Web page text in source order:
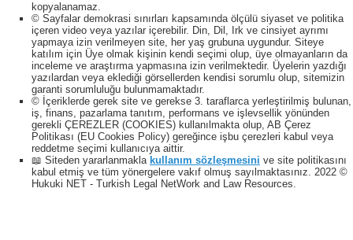
kopyalanamaz.
© Sayfalar demokrasi sınırları kapsamında ölçülü siyaset ve politika
içeren video veya yazılar içerebilir. Din, Dil, Irk ve cinsiyet ayrımı
yapmaya izin verilmeyen site, her yaş grubuna uygundur. Siteye
katılım için Üye olmak kişinin kendi seçimi olup, üye olmayanların da
inceleme ve araştırma yapmasına izin verilmektedir. Üyelerin yazdığı
yazılardan veya eklediği görsellerden kendisi sorumlu olup, sitemizin
garanti sorumluluğu bulunmamaktadır.
© İçeriklerde gerek site ve gerekse 3. taraflarca yerleştirilmiş bulunan,
iş, finans, pazarlama tanıtım, performans ve işlevsellik yönünden
gerekli ÇEREZLER (COOKIES) kullanılmakta olup, AB Çerez
Politikası (EU Cookies Policy) gereğince işbu çerezleri kabul veya
reddetme seçimi kullanıcıya aittir.
📖 Siteden yararlanmakla kullanım sözleşmesini ve site politikasını
kabul etmiş ve tüm yönergelere vakıf olmuş sayılmaktasınız. 2022 ©
Hukuki NET - Turkish Legal NetWork and Law Resources.